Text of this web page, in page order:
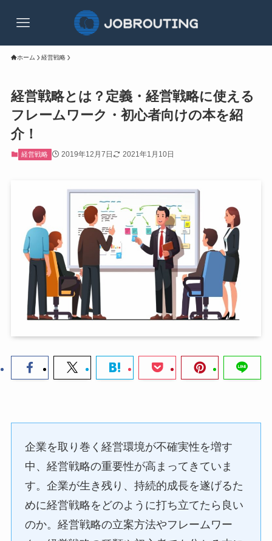
ホーム 経営戦略
経営戦略とは？定義・経営戦略に使える
フレームワーク・初心者向けの本を紹
介！
経営戦略 2019年12月7日 2021年1月10日
企業を取り巻く経営環境が不確実性を増す
中、経営戦略の重要性が高まってきていま
す。企業が生き残り、持続的成長を遂げるた
めに経営戦略をどのように打ち立てたら良い
のか。経営戦略の立案方法やフレームワー